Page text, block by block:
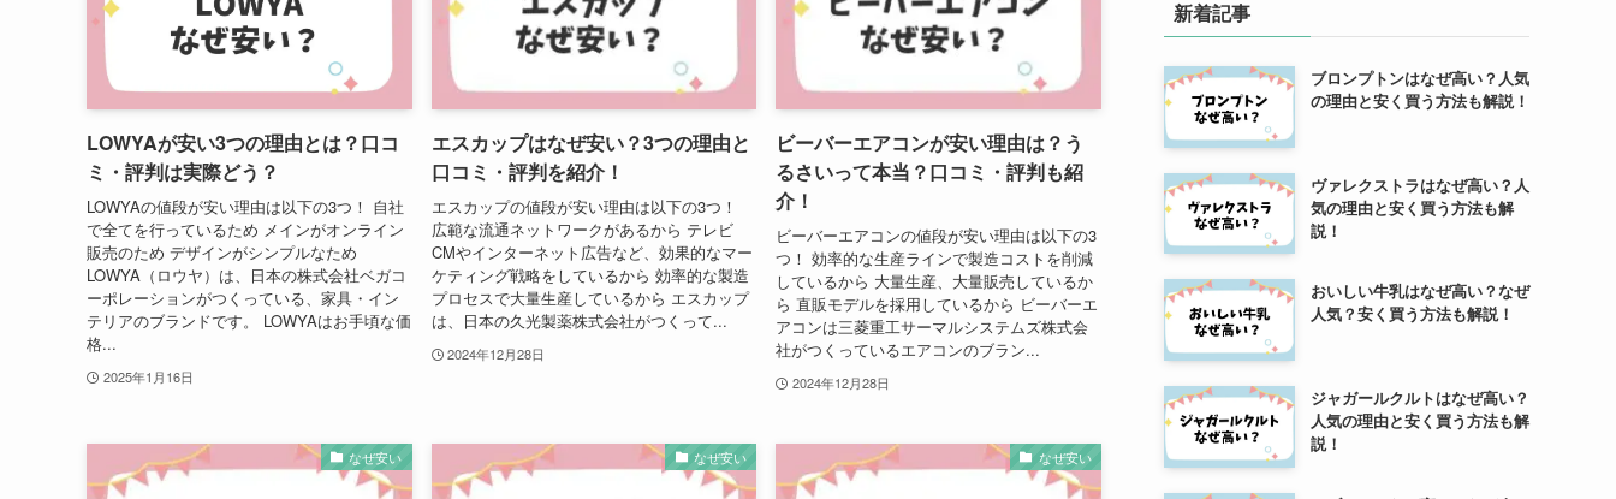
LOWYAが安い3つの理由とは？口コ
ミ・評判は実際どう？
LOWYAの値段が安い理由は以下の3つ！ 自社
で全てを行っているため メインがオンライン
販売のため デザインがシンプルなため
LOWYA（ロウヤ）は、日本の株式会社ベガコ
ーポレーションがつくっている、家具・イン
テリアのブランドです。 LOWYAはお手頃な価
格...
2025年1月16日
エスカップはなぜ安い？3つの理由と
口コミ・評判を紹介！
エスカップの値段が安い理由は以下の3つ！
広範な流通ネットワークがあるから テレビ
CMやインターネット広告など、効果的なマー
ケティング戦略をしているから 効率的な製造
プロセスで大量生産しているから エスカップ
は、日本の久光製薬株式会社がつくって...
2024年12月28日
ビーバーエアコンが安い理由は？う
るさいって本当？口コミ・評判も紹
介！
ビーバーエアコンの値段が安い理由は以下の3
つ！ 効率的な生産ラインで製造コストを削減
しているから 大量生産、大量販売しているか
ら 直販モデルを採用しているから ビーバーエ
アコンは三菱重工サーマルシステムズ株式会
社がつくっているエアコンのブラン...
2024年12月28日
なぜ安い なぜ安い なぜ安い
新着記事
ブロンプトンはなぜ高い？人気
の理由と安く買う方法も解説！
ヴァレクストラはなぜ高い？人
気の理由と安く買う方法も解
説！
おいしい牛乳はなぜ高い？なぜ
人気？安く買う方法も解説！
ジャガールクルトはなぜ高い？
人気の理由と安く買う方法も解
説！